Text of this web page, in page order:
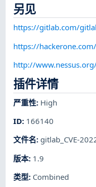
另见
https://gitlab.com/
https://
http://
插件详情
严重性: High
ID: 166140
文件名: gitlab_CVE-
版本: 1.9
类型: Combined